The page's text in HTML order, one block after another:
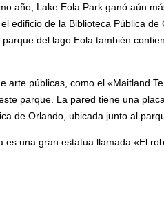
año, Lake Eola Park ganó aún
edificio de la Biblioteca Pública de
del lago Eola también
arte públicas, como el «Maitland
parque. La pared tiene una
de Orlando, ubicada junto al
es una gran estatua llamada «El